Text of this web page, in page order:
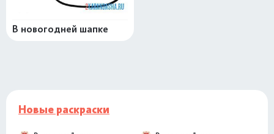
В новогодней шапке
Новые раскраски